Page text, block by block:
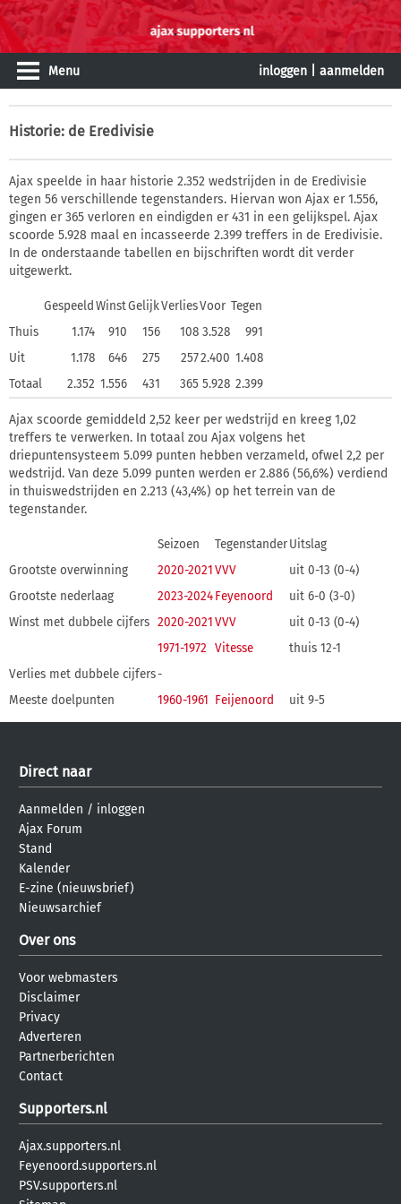
Menu inloggen aanmelden
Historie: de Eredivisie
Ajax speelde in haar historie 2.352 wedstrijden in de Eredivisie
tegen 56 verschillende tegenstanders. Hiervan won Ajax er 1.556,
gingen er 365 verloren en eindigden er 431 in een gelijkspel. Ajax
scoorde 5.928 maal en incasseerde 2.399 treffers in de Eredivisie.
In de onderstaande tabellen en bijschriften wordt dit verder
uitgewerkt.
Gespeeld WinstGelijkVerliesVoor Tegen
Thuis
1.174 910 156 108 3.528
991
Uit
1.178 646 275 2572.400 1.408
Totaal
2.352 1.556 431 365 5.928 2.399
Ajax scoorde gemiddeld 2,52 keer per wedstrijd en kreeg 1,02
treffers te verwerken. In totaal zou Ajax volgens het
driepuntensysteem 5.099 punten hebben verzameld, ofwel 2,2 per
wedstrijd. Van deze 5.099 punten werden er 2.886 (56,6%) verdiend
in thuiswedstrijden en 2.213 (43,4%) op het terrein van de
tegenstander.
Seizoen TegenstanderUitslag
Grootste overwinning
2020-2021VVV
uit 0-13 (0-4)
Grootste nederlaag
2023-2024Feyenoord
uit 6-0 (3-0)
Winst met dubbele cijfers 2020-2021VVV
uit 0-13 (0-4)
1971-1972 Vitesse
thuis 12-1
Verlies met dubbele cijfers-
Meeste doelpunten
1960-1961 Feijenoord uit 9-5
Direct naar
Aanmelden / inloggen
Ajax Forum
Stand
Kalender
E-zine (nieuwsbrief)
Nieuwsarchief
Over ons
Voor webmasters
Disclaimer
Privacy
Adverteren
Partnerberichten
Contact
Supporters.nl
Ajax.supporters.nl
Feyenoord.supporters.nl
PSV.supporters.nl